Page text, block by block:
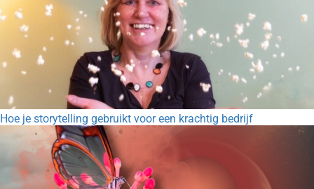
Hoe je storytelling gebruikt voor een krachtig bedrijf